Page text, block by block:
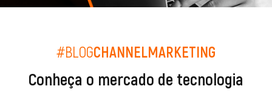
#BLOGCHANNELMARKETING
Conheça o mercado de tecnologia